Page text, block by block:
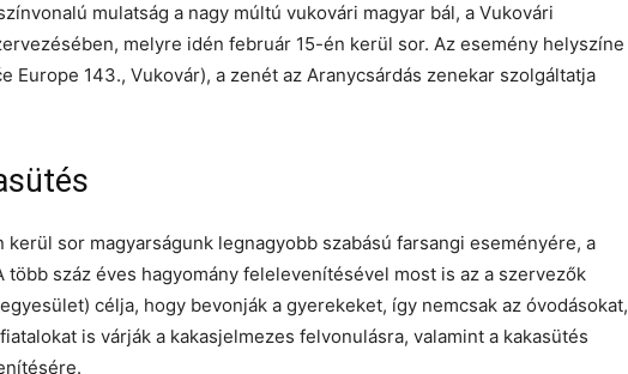
mulatság a nagy múltú vukovári magyar bál, a Vukovári
melyre idén február 15-én kerül sor. Az esemény helyszíne
Europe 143., Vukovár), a zenét az Aranycsárdás zenekar szolgáltatja
sor magyarságunk legnagyobb szabású farsangi eseményére, a
több száz éves hagyomány felelevenítésével most is az a szervezők
célja, hogy bevonják a gyerekeket, így nemcsak az óvodásokat,
is várják a kakasjelmezes felvonulásra, valamint a kakasütés